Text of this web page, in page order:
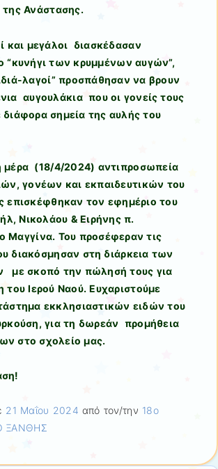
της Ανάστασης.
και μεγάλοι διασκέδασαν
“κυνήγι των κρυμμένων αυγών”,
λαγοί” προσπάθησαν να βρουν
αυγουλάκια που οι γονείς τους
σημεία της αυλής του
μέρα (18/4/2024) αντιπροσωπεία
γονέων και εκπαιδευτικών του
επισκέφθηκαν τον εφημέριο του
Νικολάου & Ειρήνης π.
Μαγγίνα. Του προσέφεραν τις
διακόσμησαν στη διάρκεια των
με σκοπό την πώλησή τους για
του Ιερού Ναού. Ευχαριστούμε
εκκλησιαστικών ειδών του
για τη δωρεάν προμήθεια
στο σχολείο μας.
21 Μαΐου 2024 από τον/την 18ο
ΞΑΝΘΗΣ